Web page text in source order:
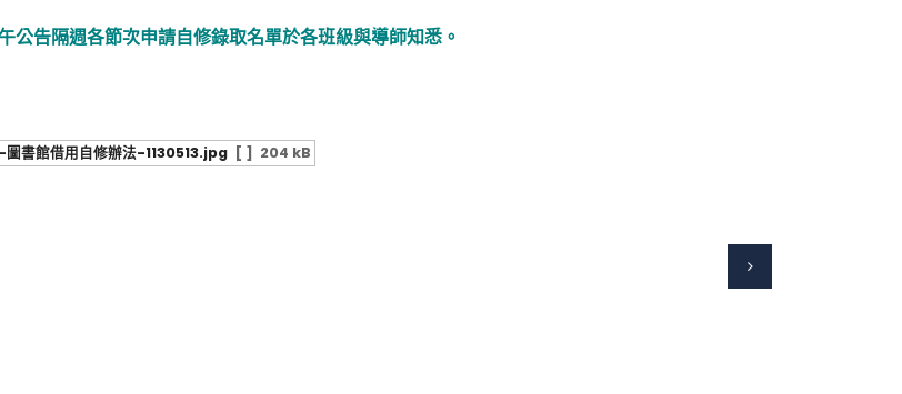
告隔週各節次申請自修錄取名單於各班級與導師知悉。
圖書館借用自修辦法-1130513.jpg [ ] 204 kB